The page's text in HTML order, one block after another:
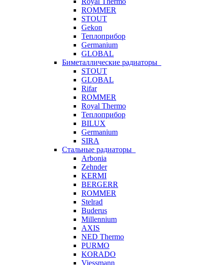
ROMMER
STOUT
Gekon
Теплоприбор
Germanium
GLOBAL
Биметаллические радиаторы
STOUT
GLOBAL
Rifar
ROMMER
Royal Thermo
Теплоприбор
BILUX
Germanium
SIRA
Стальные радиаторы
Arbonia
Zehnder
KERMI
BERGERR
ROMMER
Stelrad
Buderus
Millennium
AXIS
NED Thermo
PURMO
KORADO
Viessmann